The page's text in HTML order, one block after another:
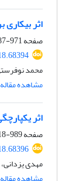
اثر
صفحه971-987
محمد
مشاهده مقاله
اثر
صفحه989-1018
مهدی